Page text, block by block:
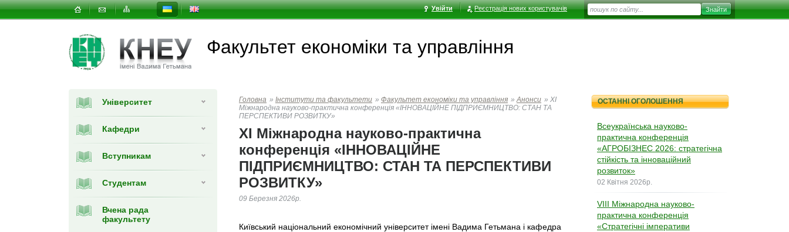
Увійти Реєстрація нових користувачів
Факультет економiки та управлiння
Університет
Кафедри
Вступникам
Студентам
Вчена рада
факультету
Головна » Інститути та факультети » Факультет економiки та управлiння » Анонси » XІ
Міжнародна науково-практична конференція «ІННОВАЦІЙНЕ ПІДПРИЄМНИЦТВО: СТАН ТА
ПЕРСПЕКТИВИ РОЗВИТКУ»
XІ Міжнародна науково-практична
конференція «ІННОВАЦІЙНЕ
ПІДПРИЄМНИЦТВО: СТАН ТА ПЕРСПЕКТИВИ
РОЗВИТКУ»
09 Березня 2026р.
Київський національний економічний університет імені Вадима Гетьмана і кафедра
ОСТАННІ ОГОЛОШЕННЯ
Всеукраїнська науково-
практична конференція
«АГРОБІЗНЕС 2026: стратегічна
стійкість та інноваційний
розвиток»
02 Квітня 2026р.
VІII Міжнародна науково-
практична конференція
«Стратегічні імперативи